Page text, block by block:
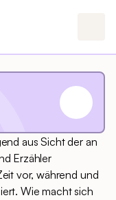
aus Sicht der an
Erzähler
vor, während und
Wie macht sich